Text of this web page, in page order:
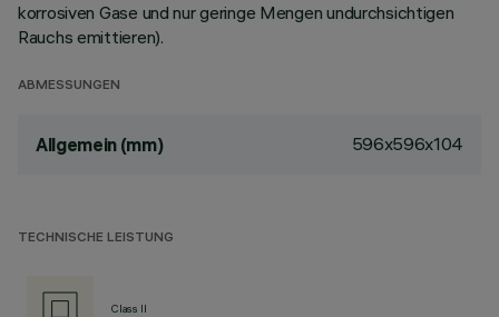
korrosiven Gase und nur geringe Mengen undurchsichtigen
Rauchs emittieren).
ABMESSUNGEN
Allgemein (mm) 596x596x104
TECHNISCHE LEISTUNG
Class II